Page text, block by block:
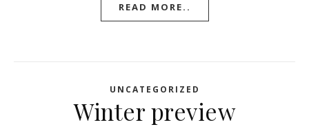
READ MORE..
UNCATEGORIZED
Winter preview